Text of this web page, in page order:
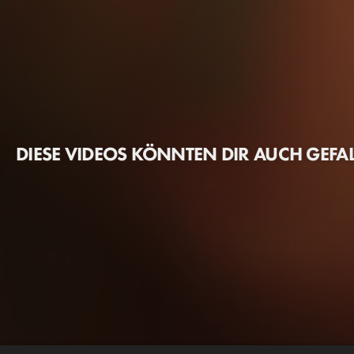
DIESE VIDEOS KÖNNTEN DIR AUCH